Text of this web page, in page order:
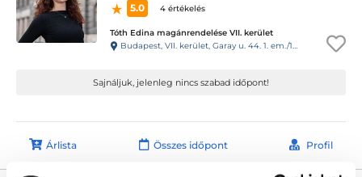
5.0
4 értékelés
Tóth Edina magánrendelése VII. kerület
Budapest, VII. kerület, Garay u. 44. 1. em./10.
Sajnáljuk, jelenleg nincs szabad időpont!
Árlista Összes időpont Profil